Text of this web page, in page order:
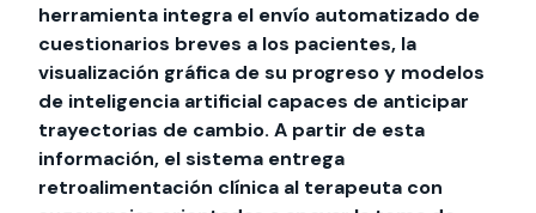
herramienta integra el envío automatizado de
cuestionarios breves a los pacientes, la
visualización gráfica de su progreso y modelos
de inteligencia artificial capaces de anticipar
trayectorias de cambio. A partir de esta
información, el sistema entrega
retroalimentación clínica al terapeuta con